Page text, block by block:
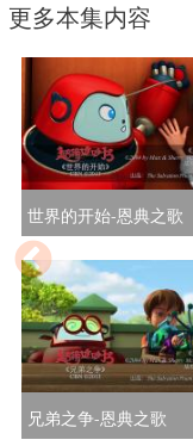
更多本集内容
世界的开始-恩典之歌
兄弟之争-恩典之歌